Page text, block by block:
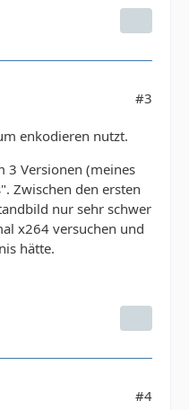
#3
enkodieren nutzt.
3 Versionen (meines
Zwischen den ersten
nur sehr schwer
x264 versuchen und
hätte.
#4